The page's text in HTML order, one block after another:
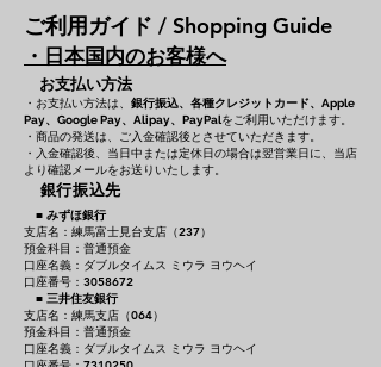
ご利用ガイド / Shopping Guide
・日本国内のお客様へ
お支払い方法
・お支払い方法は、 銀行振込、各種クレジットカード、 Apple
Pay、Google Pay、Alipay、PayPalをご利用いただけます。
・商品の発送は、ご入金確認後とさせていただきます。
・入金確認後、当日中または定休日の場合は翌営業日に、当店
より確認メールをお送りいたします。
銀行振込先
■ みずほ銀行
支店名：練馬富士見台支店（237）
預金科目：普通預金
口座名義：ダブルタイムス ミウラ ヨウヘイ
口座番号：3058672
■ 三井住友銀行
支店名：練馬支店（064）
預金科目：普通預金
口座名義：ダブルタイムス ミウラ ヨウヘイ